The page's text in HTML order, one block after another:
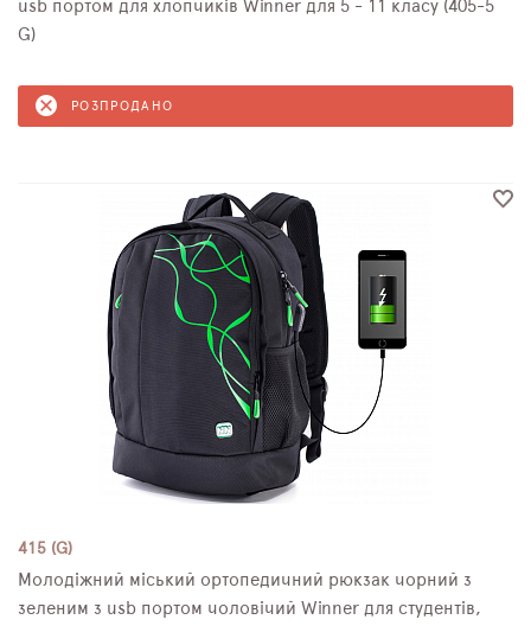
usb портом для хлопчиків Winner для 5 - 11 класу (405-5
G)
РОЗПРОДАНО
415 (G)
Молодіжний міський ортопедичний рюкзак чорний з
зеленим з usb портом чоловічий Winner для студентів,